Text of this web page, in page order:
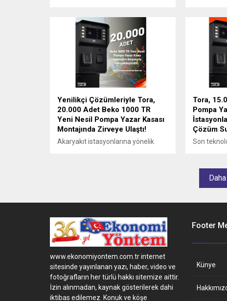
arasında
farklı bir
opsiyonel
istediğiniz
Yenilikçi Çözümleriyle Tora,
20.000 Adet Beko 1000 TR
Yeni Nesil Pompa Yazar Kasası
Montajında Zirveye Ulaştı!
Akaryakıt istasyonlarına yönelik
aracılığıyla akaryakıt istasyonlarına
en üst düzeyde hizmet kalitesi
sunmaktır.
Tora,
Pompa
Çözüm
Son
genelinde
350
www.ekonomiyontem.com.tr internet
sitesinde yayınlanan yazı, haber, video ve
fotoğrafların her türlü hakkı sitemize aittir.
İzin alınmadan, kaynak gösterilerek dahi
iktibas edilemez. Konuk ve köşe
Footer
Künye